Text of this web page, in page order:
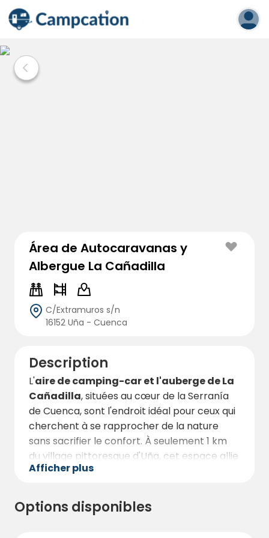
Área de Autocaravanas y
Albergue La Cañadilla
C/Extramuros s/n
16152 Uña - Cuenca
Description
L'aire de camping-car et l'auberge de La
Cañadilla, situées au cœur de la Serranía
de Cuenca, sont l'endroit idéal pour ceux qui
cherchent à se rapprocher de la nature
sans sacrifier le confort. À seulement 1 km
du village pittoresque d'Uña, cet espace allie
hébergement, aventure et paysages
Avec plus de 10 000 m² de terrain entouré
Afficher plus
Options disponibles